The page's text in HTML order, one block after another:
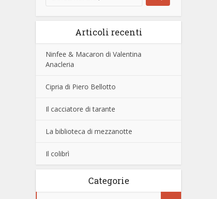
Articoli recenti
Ninfee & Macaron di Valentina
Anacleria
Cipria di Piero Bellotto
Il cacciatore di tarante
La biblioteca di mezzanotte
Il colibrì
Categorie